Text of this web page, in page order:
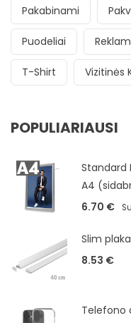
Pakabinami
Puodeliai
T-Shirt Vizitinės
POPULIARIAUSI
Standard
A4
6.70 €
Slim
8.53 €
Telefono